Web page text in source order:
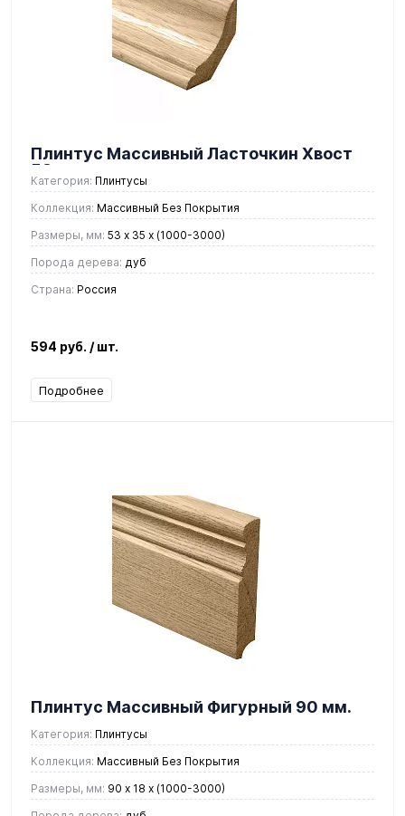
Плинтус Массивный Ласточкин Хвост
53 мм.
Категория: Плинтусы
Коллекция: Массивный Без Покрытия
Размеры, мм: 53 x 35 х (1000-3000)
Порода дерева: дуб
Страна: Россия
594 руб. / шт.
Подробнее
Плинтус Массивный Фигурный 90 мм.
Категория: Плинтусы
Коллекция: Массивный Без Покрытия
Размеры, мм: 90 x 18 х (1000-3000)